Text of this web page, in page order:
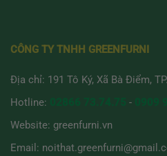
CÔNG TY TNHH GREENFURNI
Địa chỉ: 191 Tô Ký, Xã Bà Điểm,
Hotline:
-
Website: greenfurni.vn
Email: